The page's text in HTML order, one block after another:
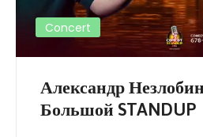
Concert
Александр
Большой STANDUP